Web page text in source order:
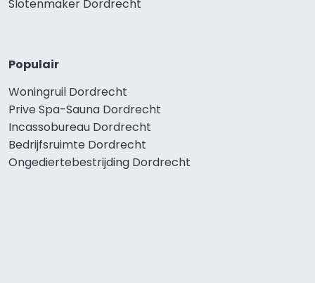
Slotenmaker Dordrecht
Populair
Woningruil Dordrecht
Prive Spa-Sauna Dordrecht
Incassobureau Dordrecht
Bedrijfsruimte Dordrecht
Ongediertebestrijding Dordrecht